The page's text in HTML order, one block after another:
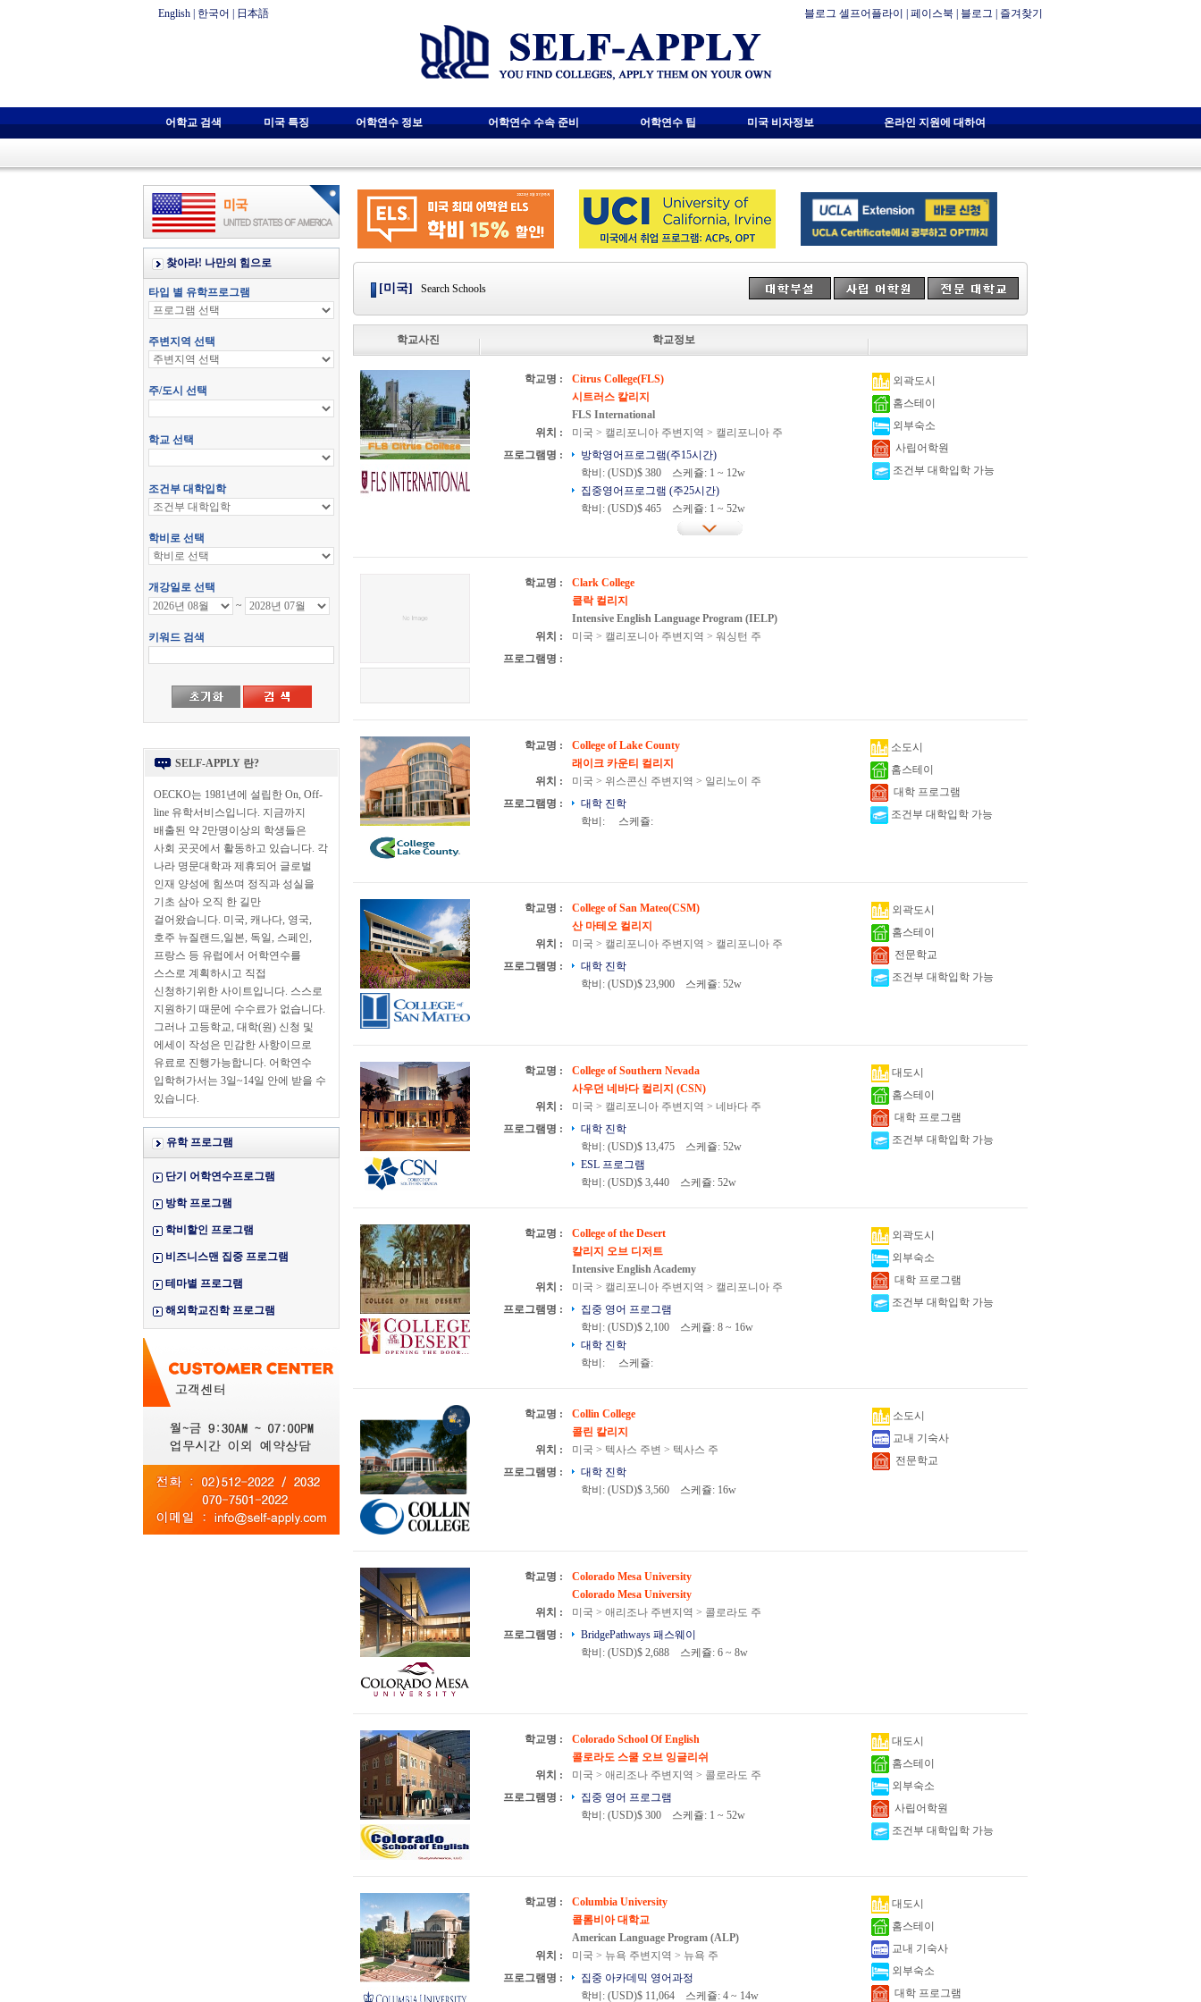
English 한국어 日本語 블로그 셀프어플라이 페이스북 블로그 즐겨찾기
어학교 검색 미국 특징 어학연수 정보 어학연수 수속 준비 어학연수 팁 미국 비자정보 온라인 지원에 대하여
SELF-APPLY 란?
OECKO는 1981년에 설립한 On, Off-
line 유학서비스입니다. 지금까지
배출된 약 2만명이상의 학생들은
사회 곳곳에서 활동하고 있습니다. 각
나라 명문대학과 제휴되어 글로벌
인재 양성에 힘쓰며 정직과 성실을
기초 삼아 오직 한 길만
걸어왔습니다. 미국, 캐나다, 영국,
호주 뉴질랜드,일본, 독일, 스페인,
프랑스 등 유럽에서 어학연수를
스스로 계획하시고 직접
신청하기위한 사이트입니다. 스스로
지원하기 때문에 수수료가 없습니다.
그러나 고등학교, 대학(원) 신청 및
에세이 작성은 민감한 사항이므로
유료로 진행가능합니다. 어학연수
입학허가서는 3일~14일 안에 받을 수
있습니다.
유학 프로그램
단기 어학연수프로그램
방학 프로그램
학비할인 프로그램
비즈니스맨 집중 프로그램
테마별 프로그램
해외학교진학 프로그램
[미국] Search Schools
학교사진 학교정보
학교명 :
Citrus College(FLS)
시트러스 칼리지
FLS International
위치 :
미국 > 캘리포니아 주변지역 > 캘리포니아 주
프로그램명 :
방학영어프로그램(주15시간)
학비: (USD)$ 380
스케쥴: 1 ~ 12w
집중영어프로그램 (주25시간)
학비: (USD)$ 465
스케쥴: 1 ~ 52w
외곽도시
홈스테이
외부숙소
사립어학원
조건부 대학입학 가능
학교명 :
Clark College
클락 컬리지
Intensive English Language Program (IELP)
위치 :
미국 > 캘리포니아 주변지역 > 워싱턴 주
프로그램명 :
학교명 :
College of Lake County
래이크 카운티 컬리지
위치 :
미국 > 위스콘신 주변지역 > 일리노이 주
프로그램명 :
대학 진학
학비:
스케쥴:
소도시
홈스테이
대학 프로그램
조건부 대학입학 가능
학교명 :
College of San Mateo(CSM)
산 마테오 컬리지
위치 :
미국 > 캘리포니아 주변지역 > 캘리포니아 주
프로그램명 :
대학 진학
학비: (USD)$ 23,900
스케쥴: 52w
외곽도시
홈스테이
전문학교
조건부 대학입학 가능
학교명 :
College of Southern Nevada
사우던 네바다 컬리지 (CSN)
위치 :
미국 > 캘리포니아 주변지역 > 네바다 주
프로그램명 :
대학 진학
학비: (USD)$ 13,475
스케쥴: 52w
ESL 프로그램
학비: (USD)$ 3,440
스케쥴: 52w
대도시
홈스테이
대학 프로그램
조건부 대학입학 가능
학교명 :
College of the Desert
칼리지 오브 디저트
Intensive English Academy
위치 :
미국 > 캘리포니아 주변지역 > 캘리포니아 주
프로그램명 :
집중 영어 프로그램
학비: (USD)$ 2,100
스케쥴: 8 ~ 16w
대학 진학
학비:
스케쥴:
외곽도시
외부숙소
대학 프로그램
조건부 대학입학 가능
학교명 :
Collin College
콜린 칼리지
위치 :
미국 > 텍사스 주변 > 텍사스 주
프로그램명 :
대학 진학
학비: (USD)$ 3,560
스케쥴: 16w
소도시
교내 기숙사
전문학교
학교명 :
Colorado Mesa University
Colorado Mesa University
위치 :
미국 > 애리조나 주변지역 > 콜로라도 주
프로그램명 :
BridgePathways 패스웨이
학비: (USD)$ 2,688
스케쥴: 6 ~ 8w
학교명 :
Colorado School Of English
콜로라도 스쿨 오브 잉글리쉬
위치 :
미국 > 애리조나 주변지역 > 콜로라도 주
프로그램명 :
집중 영어 프로그램
학비: (USD)$ 300
스케쥴: 1 ~ 52w
대도시
홈스테이
외부숙소
사립어학원
조건부 대학입학 가능
학교명 :
Columbia University
콜롬비아 대학교
American Language Program (ALP)
위치 :
미국 > 뉴욕 주변지역 > 뉴욕 주
프로그램명 :
집중 아카데믹 영어과정
학비: (USD)$ 11,064
스케쥴: 4 ~ 14w
대도시
홈스테이
교내 기숙사
외부숙소
대학 프로그램